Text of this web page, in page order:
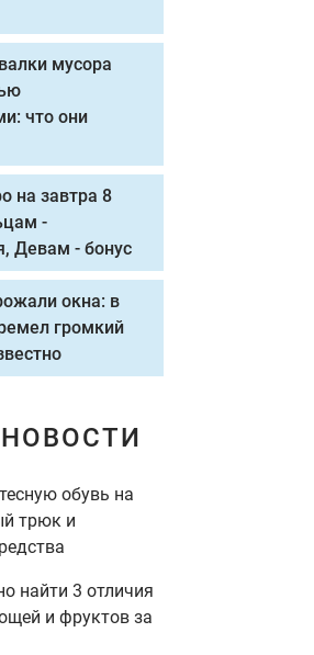
мусора
что они
на завтра 8
-
Девам - бонус
окна: в
громкий
обувь на
трюк и
найти 3 отличия
и фруктов за